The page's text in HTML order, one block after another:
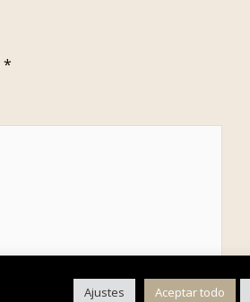
*
Ajustes Aceptar todo